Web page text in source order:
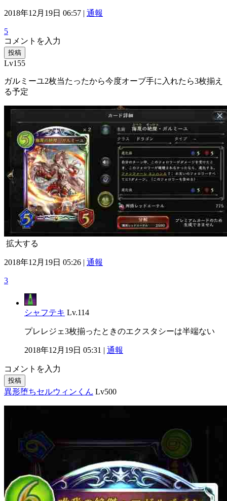
2018年12月19日 06:57 | 通報
5
コメントを入力
投稿
Lv155
ガルミーユ2枚当たったから今度オーブ手に入れたら3枚揃え
る予定
拡大する
2018年12月19日 05:26 | 通報
3
シャフテキ Lv.114
プレレジェ3枚揃ったときのエクスタシーは半端ない
2018年12月19日 05:31 | 通報
コメントを入力
投稿
異形堕ちセルウィンくん Lv500